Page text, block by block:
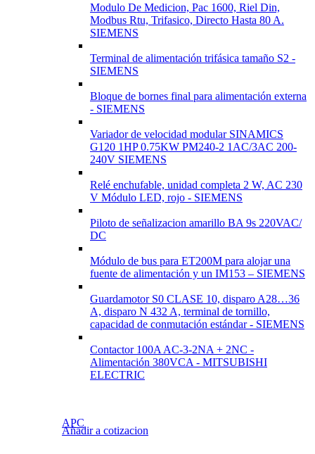
Modulo De Medicion, Pac 1600, Riel Din,
Modbus Rtu, Trifasico, Directo Hasta 80 A.
SIEMENS
Terminal de alimentación trifásica tamaño S2 -
SIEMENS
Bloque de bornes final para alimentación externa
- SIEMENS
Variador de velocidad modular SINAMICS
G120 1HP 0.75KW PM240-2 1AC/3AC 200-
240V SIEMENS
Relé enchufable, unidad completa 2 W, AC 230
V Módulo LED, rojo - SIEMENS
Piloto de señalizacion amarillo BA 9s 220VAC/
DC
Módulo de bus para ET200M para alojar una
fuente de alimentación y un IM153 – SIEMENS
Guardamotor S0 CLASE 10, disparo A28…36
A, disparo N 432 A, terminal de tornillo,
capacidad de conmutación estándar - SIEMENS
Contactor 100A AC-3-2NA + 2NC -
Alimentación 380VCA - MITSUBISHI
ELECTRIC
APC
Añadir a cotizacion